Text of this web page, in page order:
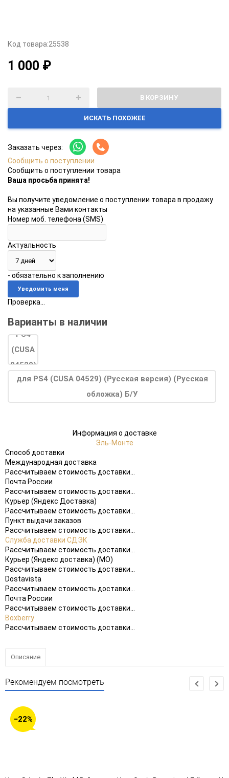
Код товара:25538
1 000 ₽
В КОРЗИНУ
ИСКАТЬ ПОХОЖЕЕ
Заказать через:
Сообщить о поступлении
Сообщить о поступлении товара
Ваша просьба принята!
Вы получите уведомление о поступлении товара в продажу
на указанные Вами контакты
Номер моб. телефона (SMS)
Актуальность
- обязательно к заполнению
Проверка...
Варианты в наличии
для PS4 (CUSA 04529) (Русская версия) (Русская
обложка) Б/У
Информация о доставке
Эль-Монте
Способ доставки
Международная доставка
Рассчитываем стоимость доставки...
Почта России
Рассчитываем стоимость доставки...
Курьер (Яндекс Доставка)
Рассчитываем стоимость доставки...
Пункт выдачи заказов
Рассчитываем стоимость доставки...
Служба доставки СДЭК
Рассчитываем стоимость доставки...
Курьер (Яндекс доставка) (МО)
Рассчитываем стоимость доставки...
Dostavista
Рассчитываем стоимость доставки...
Почта России
Рассчитываем стоимость доставки...
Boxberry
Рассчитываем стоимость доставки...
Описание
Рекомендуем посмотреть
−22%